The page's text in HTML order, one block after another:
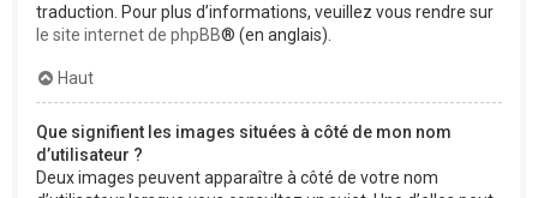
traduction. Pour plus d’informations, veuillez vous rendre sur
le site internet de phpBB® (en anglais).
Haut
Que signifient les images situées à côté de mon nom
d’utilisateur ?
Deux images peuvent apparaître à côté de votre nom